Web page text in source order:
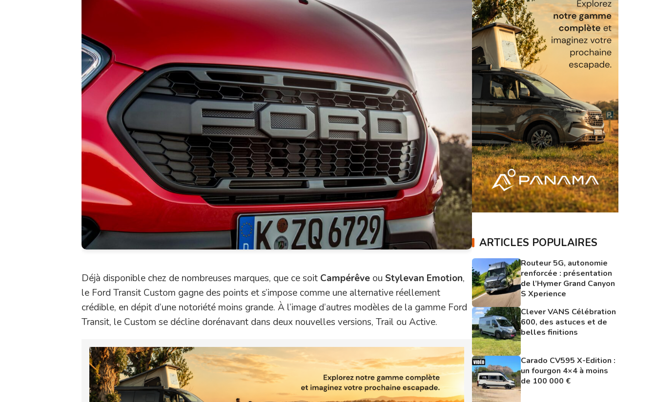
Déjà disponible chez de nombreuses marques, que ce soit Campérêve ou Stylevan Emotion,
le Ford Transit Custom gagne des points et s’impose comme une alternative réellement
crédible, en dépit d’une notoriété moins grande. À l’image d’autres modèles de la gamme Ford
Transit, le Custom se décline dorénavant dans deux nouvelles versions, Trail ou Active.
ARTICLES POPULAIRES
Routeur 5G, autonomie
renforcée : présentation
de l’Hymer Grand Canyon
S Xperience
Clever VANS Célébration
600, des astuces et de
belles finitions
Carado CV595 X-Edition :
un fourgon 4×4 à moins
de 100 000 €